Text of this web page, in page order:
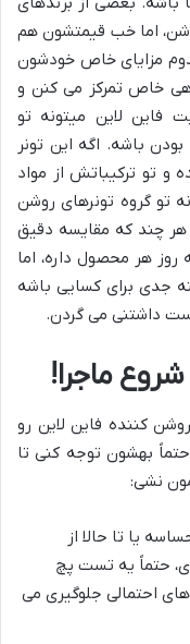
اما خب قیمتشون هم
مزایای خاص خودشون
خاص تمرکز می کنن و
فاین لاین میتونه تو
باشه. اگه این تونر
و تو ترکیباتش از مواد
تو گروه تونرهای روشن
هر چند که مقایسه دقیق
هر محصول داره، اما
جدی برای کسایی باشه
داشتنی می گردن.
ماجرا!
کننده فاین لاین رو
بهشون توجه کنی تا
نشی:
یا تا حالا از
حتماً یه تست پچ
احتمالی جلوگیری می